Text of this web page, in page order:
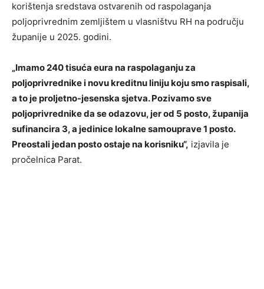
korištenja sredstava ostvarenih od raspolaganja
poljoprivrednim zemljištem u vlasništvu RH na području
županije u 2025. godini.
„Imamo 240 tisuća eura na raspolaganju za
poljoprivrednike i novu kreditnu liniju koju smo raspisali,
a to je proljetno-jesenska sjetva. Pozivamo sve
poljoprivrednike da se odazovu, jer od 5 posto, županija
sufinancira 3, a jedinice lokalne samouprave 1 posto.
Preostali jedan posto ostaje na korisniku“, izjavila je
pročelnica Parat.